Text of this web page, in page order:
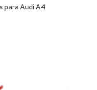
para Audi A4